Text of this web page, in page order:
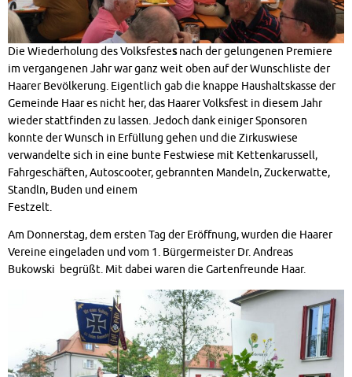
Die Wiederholung des Volksfestesnach der gelungenen Premiere
im vergangenen Jahr war ganz weit oben auf der Wunschliste der
Haarer Bevölkerung. Eigentlich gab die knappe Haushaltskasse der
Gemeinde Haar es nicht her, das Haarer Volksfest in diesem Jahr
wieder stattfinden zu lassen. Jedoch dank einiger Sponsoren
konnte der Wunsch in Erfüllung gehen und die Zirkuswiese
verwandelte sich in eine bunte Festwiese mit Kettenkarussell,
Fahrgeschäften, Autoscooter, gebrannten Mandeln, Zuckerwatte,
Standln, Buden und einem
Festzelt.
Am Donnerstag, dem ersten Tag der Eröffnung, wurden die Haarer
Vereine eingeladen und vom 1. Bürgermeister Dr. Andreas
Bukowski begrüßt. Mit dabei waren die Gartenfreunde Haar.